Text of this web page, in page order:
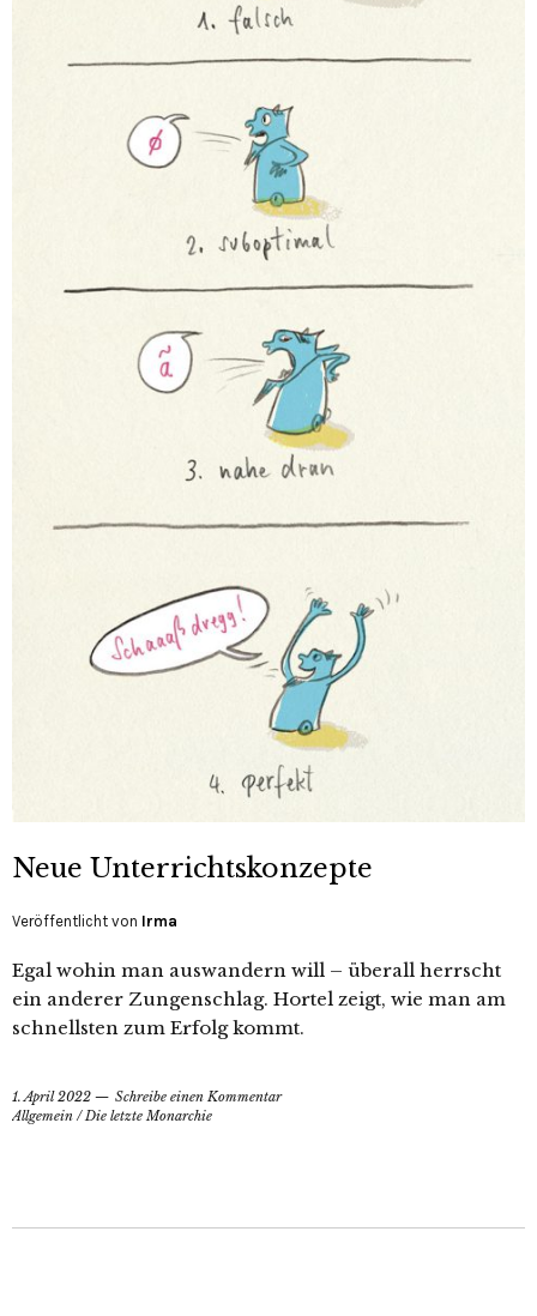
Neue Unterrichtskonzepte
Veröffentlicht von Irma
Egal wohin man auswandern will – überall herrscht
ein anderer Zungenschlag. Hortel zeigt, wie man am
schnellsten zum Erfolg kommt.
1. April 2022
Schreibe einen Kommentar
Allgemein /Die letzte Monarchie